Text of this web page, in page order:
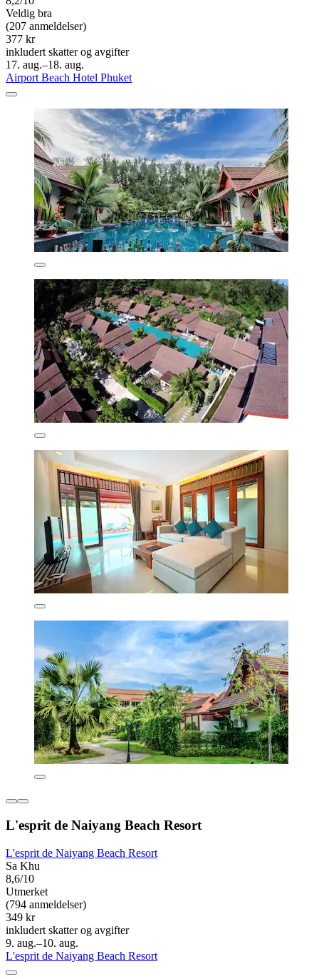
Veldig bra
(207 anmeldelser)
377 kr
inkludert skatter og avgifter
17. aug.–18. aug.
Airport Beach Hotel Phuket
L'esprit de Naiyang Beach Resort
L'esprit de Naiyang Beach Resort
Sa Khu
8,6/10
Utmerket
(794 anmeldelser)
349 kr
inkludert skatter og avgifter
9. aug.–10. aug.
L'esprit de Naiyang Beach Resort